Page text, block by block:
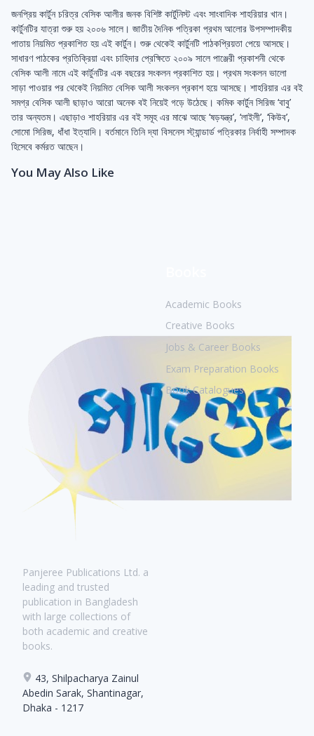
জনপ্রিয় কার্টুন চরিত্র বেসিক আলীর জনক বিশিষ্ট কার্টুনিস্ট এবং সাংবাদিক শাহরিয়ার খান।
কার্টুনটির যাত্রা শুরু হয় ২০০৬ সালে। জাতীয় দৈনিক পত্রিকা প্রথম আলোর উপসম্পাদকীয়
পাতায় নিয়মিত প্রকাশিত হয় এই কার্টুন। শুরু থেকেই কার্টুনটি পাঠকপ্রিয়তা পেয়ে আসছে।
সাধারণ পাঠকের প্রতিক্রিয়া এবং চাহিদার প্রেক্ষিতে ২০০৯ সালে পাঞ্জেরী প্রকাশনী থেকে
বেসিক আলী নামে এই কার্টুনটির এক বছরের সংকলন প্রকাশিত হয়। প্রথম সংকলন ভালো
সাড়া পাওয়ার পর থেকেই নিয়মিত বেসিক আলী সংকলন প্রকাশ হয়ে আসছে। শাহরিয়ার এর বই
সমগ্র বেসিক আলী ছাড়াও আরো অনেক বই নিয়েই গড়ে উঠেছে। কমিক কার্টুন সিরিজ ‘বাবু’
তার অন্যতম। এছাড়াও শাহরিয়ার এর বই সমূহ এর মাঝে আছে ‘ষড়যন্ত্র’, ‘লাইলী’, ‘কিউব’,
সোমো সিরিজ, ধাঁধা ইত্যাদি। বর্তমানে তিনি দ্যা বিসনেস স্ট্যান্ডার্ড পত্রিকার নির্বাহী সম্পাদক
হিসেবে কর্মরত আছেন।
You May Also Like
Panjeree Publications Ltd. a
leading and trusted
publication in Bangladesh
with large collections of
both academic and creative
books.
43, Shilpacharya Zainul
Abedin Sarak, Shantinagar,
Dhaka - 1217
Academic Books
Creative Books
Jobs & Career Books
Exam Preparation Books
Book Catalogues